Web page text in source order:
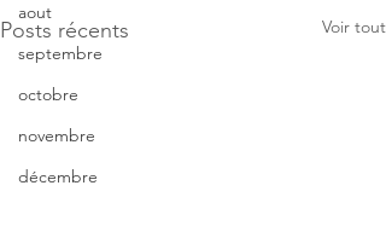
aout
septembre
octobre
novembre
décembre
Posts récents Voir tout